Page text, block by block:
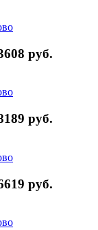
руб.
руб.
руб.